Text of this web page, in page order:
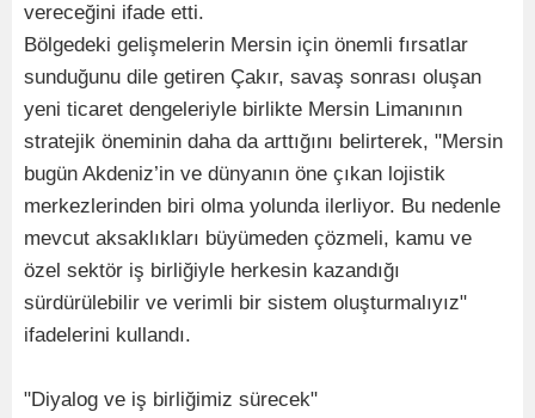
vereceğini ifade etti.
Bölgedeki gelişmelerin Mersin için önemli fırsatlar
sunduğunu dile getiren Çakır, savaş sonrası oluşan
yeni ticaret dengeleriyle birlikte Mersin Limanının
stratejik öneminin daha da arttığını belirterek, "Mersin
bugün Akdeniz’in ve dünyanın öne çıkan lojistik
merkezlerinden biri olma yolunda ilerliyor. Bu nedenle
mevcut aksaklıkları büyümeden çözmeli, kamu ve
özel sektör iş birliğiyle herkesin kazandığı
sürdürülebilir ve verimli bir sistem oluşturmalıyız"
ifadelerini kullandı.
"Diyalog ve iş birliğimiz sürecek"